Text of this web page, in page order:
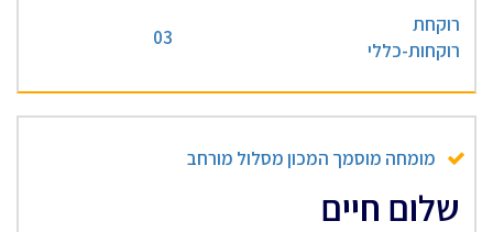
רוקחת
רוקחות-כללי
03
מומחה מוסמך המכון מסלול מורחב
שלום חיים